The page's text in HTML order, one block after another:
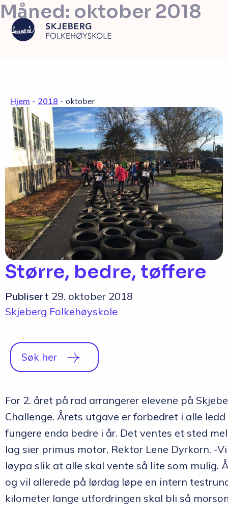
Livet på skolen
Skolen
Kontakt
Valgfag
Siste nytt
Q&A
Opptakskrav og priser
Måned: oktober 2018
Hjem - 2018 - oktober
Større, bedre, tøffere
Publisert 29. oktober 2018
Skjeberg Folkehøyskole
Søk her
For 2. året på rad arrangerer elevene på
Challenge. Årets utgave er forbedret i alle
fungere enda bedre i år. Det ventes et sted
lag sier primus motor, Rektor Lene Dyrkorn.
løypa slik at alle skal vente så lite som mulig.
og vil allerede på lørdag løpe en intern
kilometer lange utfordringen skal bli så